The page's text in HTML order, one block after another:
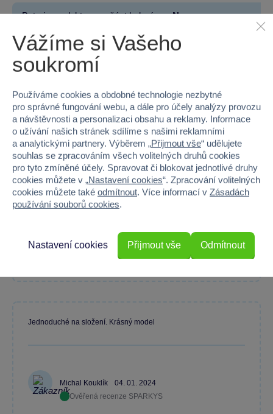
Baterie produktu - součást balení Ne
Baterie produktu - počet 2
Baterie produktu - typ
100 %
Průměr z 3 hodnocení
100 % zákazníků doporučuje
Máte zkušenost s tímto zbožím?
Napište recenzi a pomozte ostatním s výběrem.
Michal Kouklík
04. 01. 2024
Ověřená recenze SPARKYS
Jednoduché na složení. Krásný model
Vážíme si Vašeho
soukromí
Používáme cookies a obdobné technologie nezbytné
pro správné fungování webu, a dále pro účely analýzy provozu
a návštěvnosti a personalizaci obsahu a reklamy. Informace
o užívání našich stránek sdílíme s našimi reklamními
a analytickými partnery. Výběrem „Přijmout vše“ udělujete
souhlas se zpracováním všech volitelných druhů cookies
pro tyto zmíněné účely. Spravovat či blokovat jednotlivé druhy
cookies můžete v „Nastavení cookies“. Zpracování volitelných
cookies můžete také odmítnout. Více informací v Zásadách
používání souborů cookies.
Odmítnout
Nastavení cookies Přijmout vše